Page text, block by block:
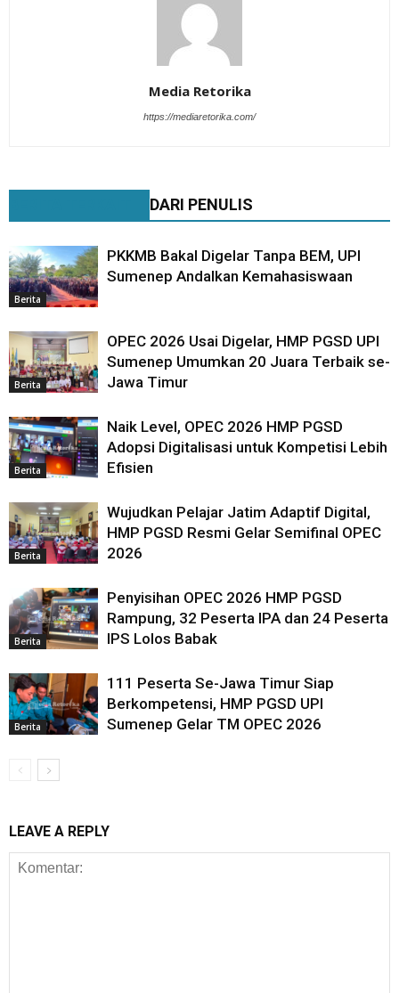
Media Retorika
https://mediaretorika.com/
DARI PENULIS
Berita
PKKMB Bakal Digelar Tanpa BEM, UPI
Sumenep Andalkan Kemahasiswaan
Berita
OPEC 2026 Usai Digelar, HMP PGSD UPI
Sumenep Umumkan 20 Juara Terbaik se-
Jawa Timur
Berita
Naik Level, OPEC 2026 HMP PGSD
Adopsi Digitalisasi untuk Kompetisi Lebih
Efisien
Berita
Wujudkan Pelajar Jatim Adaptif Digital,
HMP PGSD Resmi Gelar Semifinal OPEC
2026
Berita
Penyisihan OPEC 2026 HMP PGSD
Rampung, 32 Peserta IPA dan 24 Peserta
IPS Lolos Babak
Berita
111 Peserta Se-Jawa Timur Siap
Berkompetensi, HMP PGSD UPI
Sumenep Gelar TM OPEC 2026
LEAVE A REPLY